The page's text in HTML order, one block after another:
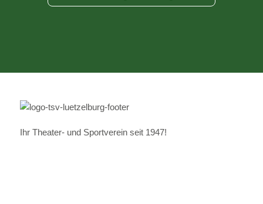
Ihr Theater- und Sportverein seit 1947!